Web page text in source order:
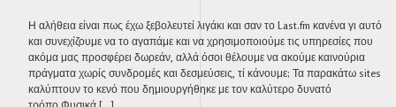
Η αλήθεια είναι πως έχω ξεβολευτεί λιγάκι και σαν το Last.fm κανένα γι αυτό
και συνεχίζουμε να το αγαπάμε και να χρησιμοποιούμε τις υπηρεσίες που
ακόμα μας προσφέρει δωρεάν, αλλά όσοι θέλουμε να ακούμε καινούρια
πράγματα χωρίς συνδρομές και δεσμεύσεις, τί κάνουμε; Τα παρακάτω sites
καλύπτουν το κενό που δημιουργήθηκε με τον καλύτερο δυνατό